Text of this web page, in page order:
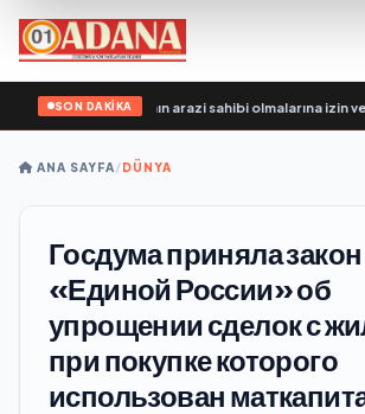
SON DAKİKA
katılımcılarının arazi sahibi olmalarına izin
ANA SAYFA/DÜNYA
Госдума приняла закон
«Единой России» об
упрощении сделок с
при покупке которого
использован